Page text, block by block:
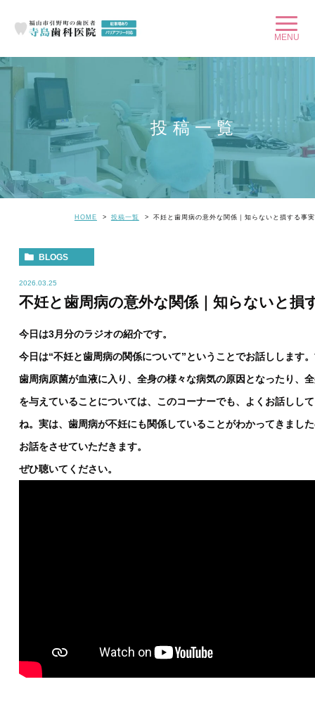
投稿一覧
HOME 投稿一覧 不妊と歯周病の意外な関係｜知らないと損する事実
BLOGS
2026.03.25
不妊と歯周病の意外な関係｜知らないと損
今日は3月分のラジオの紹介です。
今日は“不妊と歯周病の関係について”ということでお話しします
歯周病原菌が血液に入り、全身の様々な病気の原因となったり、
を与えていることについては、このコーナーでも、よくお話しし
ね。実は、歯周病が不妊にも関係していることがわかってきまし
お話をさせていただきます。
ぜひ聴いてください。